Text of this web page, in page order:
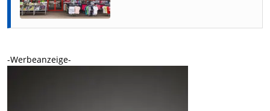
-Werbeanzeige-